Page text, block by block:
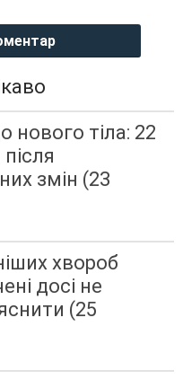
нового тіла: 22
змін (23
хвороб
досі не
(25